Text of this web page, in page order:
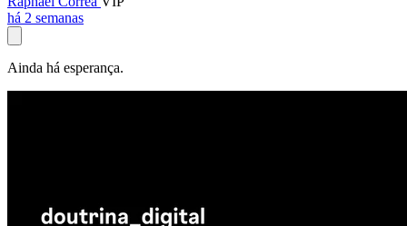
há 2 semanas
Ainda há esperança.